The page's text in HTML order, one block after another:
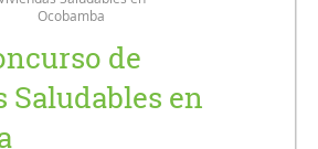
de
en